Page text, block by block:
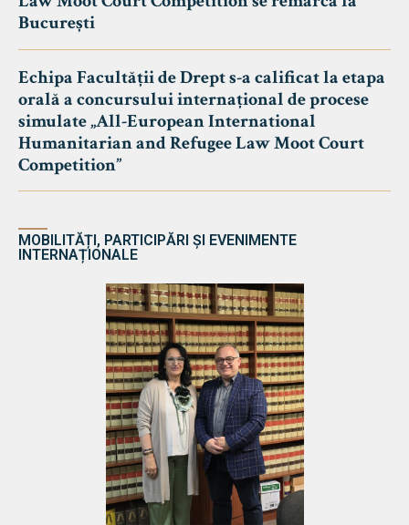
București
Echipa Facultății de Drept s-a calificat la etapa
orală a concursului internațional de procese
simulate „All-European International
Humanitarian and Refugee Law Moot Court
Competition”
MOBILITĂȚI, PARTICIPĂRI ȘI EVENIMENTE
INTERNAȚIONALE